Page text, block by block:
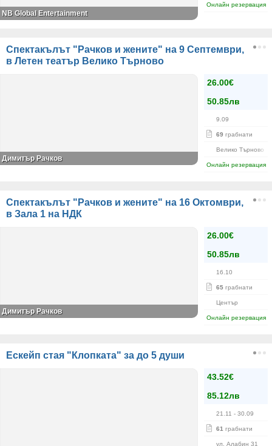
Онлайн резервация
NB Global Entertainment
Спектакълът "Рачков и жените" на 9 Септември,
в Летен театър Велико Търново
26.00€
50.85лв
9.09
69 грабнати
Велико Търново
Онлайн резервация
Димитър Рачков
Спектакълът "Рачков и жените" на 16 Октомври,
в Зала 1 на НДК
26.00€
50.85лв
16.10
65 грабнати
Център
Онлайн резервация
Димитър Рачков
Ескейп стая "Клопката" за до 5 души
43.52€
85.12лв
21.11 - 30.09
61 грабнати
ул. Алабин 31